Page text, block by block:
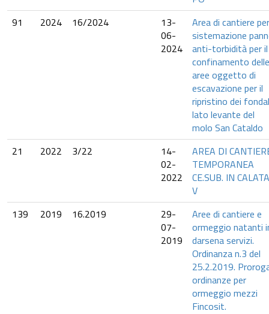
91
2024 16/2024
13-
06-
2024
Area di cantiere per
sistemazione
anti-torbidità per il
confinamento delle
aree oggetto di
escavazione per il
ripristino dei
lato levante del
molo San Cataldo
21
2022 3/22
14-
02-
2022
AREA DI
TEMPORANEA
CE.SUB. IN CALATA
V
139
2019 16.2019
29-
07-
2019
Aree di cantiere e
ormeggio natanti
darsena servizi.
Ordinanza n.3 del
25.2.2019.
ordinanze per
ormeggio mezzi
Fincosit.